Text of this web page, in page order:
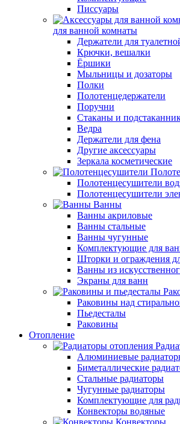
Писсуары
для ванной комнаты
Держатели для
Крючки, вешалки
Ёршики
Мыльницы и дозаторы
Полки
Полотенцедержатели
Поручни
Стаканы и
Ведра
Держатели для фена
Другие аксессуары
Зеркала косметические
Полотенцесушители
Полотенцесушители
Ванны
Ванны акриловые
Ванны стальные
Ванны чугунные
Комплектующие для
Шторки и ограждения
Ванны из
Экраны для ванн
Раковины над
Пьедесталы
Раковины
Отопление
Алюминиевые
Биметаллические
Стальные радиаторы
Чугунные радиаторы
Комплектующие для
Конвекторы водяные
Конвекторы